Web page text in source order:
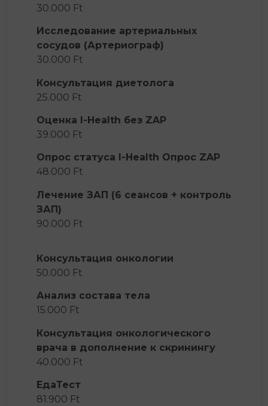
30.000 Ft
Исследование артериальных
сосудов (Артериограф)
30.000 Ft
Консультация диетолога
25.000 Ft
Оценка I-Health без ZAP
39.000 Ft
Опрос статуса I-Health Опрос ZAP
48.000 Ft
Лечение ЗАП (6 сеансов + контроль
ЗАП)
90.000 Ft
Консультация онкологии
50.000 Ft
Анализ состава тела
15.000 Ft
Консультация онкологического
врача в дополнение к скринингу
40.000 Ft
ЕдаТест
81.900 Ft